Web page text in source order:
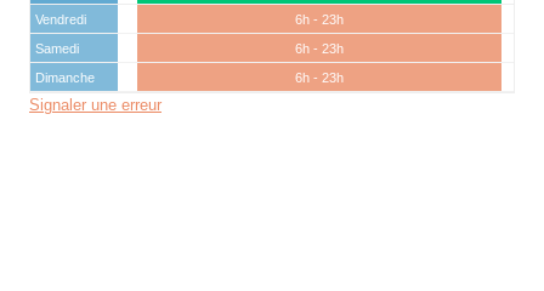
Vendredi
6h - 23h
Samedi
6h - 23h
Dimanche
6h - 23h
Signaler une erreur